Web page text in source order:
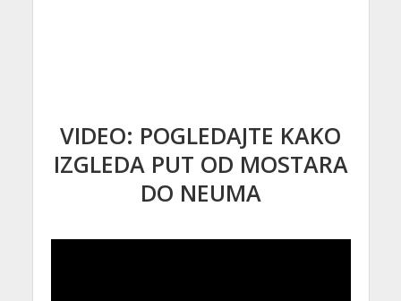
VIDEO: POGLEDAJTE KAKO
IZGLEDA PUT OD MOSTARA
DO NEUMA